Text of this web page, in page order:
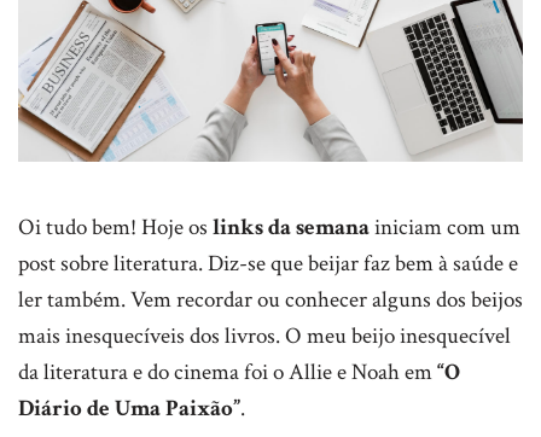
Oi tudo bem! Hoje os links da semanainiciam com um
post sobre literatura. Diz-se que beijar faz bem à saúde e
ler também. Vem recordar ou conhecer alguns dos beijos
mais inesquecíveis dos livros. O meu beijo inesquecível
da literatura e do cinema foi o Allie e Noah em“O
Diário de Uma Paixão”.